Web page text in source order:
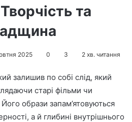
та
2025 0 3 2 хв. читання
залишив по собі слід, який
старі фільми чи
образи запам’ятовуються
а й глибині внутрішнього